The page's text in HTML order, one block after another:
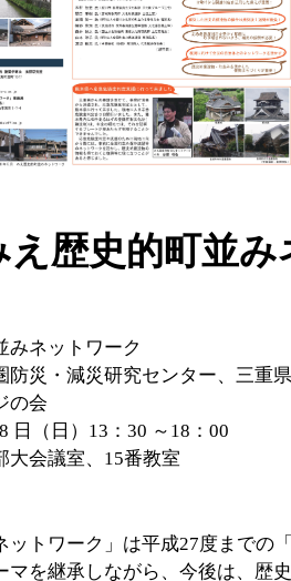
歴史的町並
みネットワーク
防災・減災研究センター、三重県
の会
日（日）13：30 ～18：00
大会議室、15番教室
ットワーク」は平成27度まで
マを継承しながら、今後は、歴